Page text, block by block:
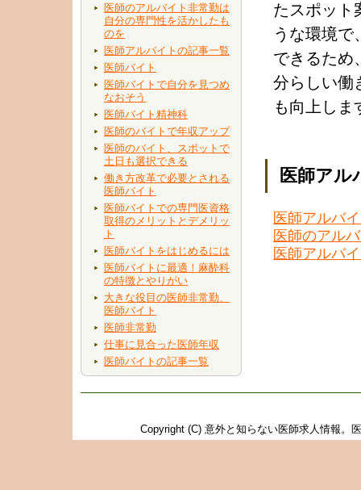
医師のアルバイト非常勤は
自分の専門性を活かしたも
のを
医師アルバイトの記事一覧
医師バイト
医師バイトで自分を見つめ
なおそう
医師バイト精神科
医師のバイトで年収アップ
医師のバイト、スポットで
土日も選択できる
働き方改革で必要とされる
医師バイト
医師バイトでの専門医資格
取得のメリットとデメリッ
ト
医師バイトをはじめるには
医師バイトに最適！麻酔科
の特徴とやりがい
大きな役目の医師非常勤、
医師バイト
医師非常勤
仕事に見合った医師年収
医師バイトの記事一覧
たスポット
うな環境で
できるため
分らしい働
も向上しま
医師アル
医師アルバ
医師のアル
医師アルバ
Copyright (C) 意外と知らない医師求人情報。